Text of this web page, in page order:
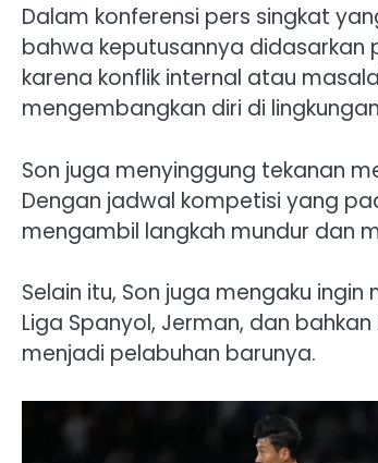
Dalam konferensi pers singkat
bahwa keputusannya
karena konflik internal atau
mengembangkan diri di
Son juga menyinggung tekanan
Dengan jadwal kompetisi yang
mengambil langkah mundur dan
Selain itu, Son juga mengaku
Liga Spanyol, Jerman, dan
menjadi pelabuhan barunya.